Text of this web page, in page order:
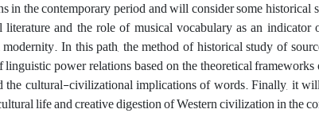
in the contemporary period and will consider some
literature and the role of musical vocabulary as an
In this path, the method of historical study of
power relations based on the theoretical
the cultural-civilizational implications of words. Finally, it
life and creative digestion of Western civilization in the